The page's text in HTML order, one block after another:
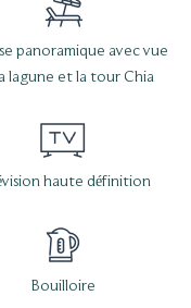
panoramique avec vue
lagune et la tour Chia
haute définition
Bouilloire